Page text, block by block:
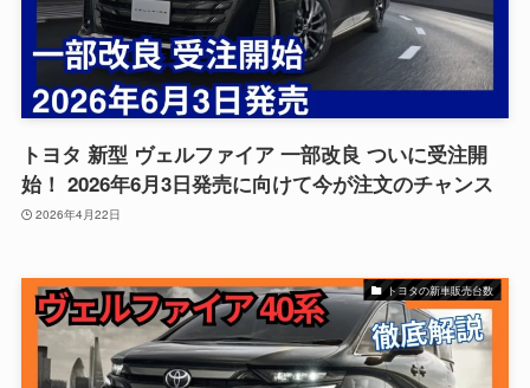
トヨタ 新型 ヴェルファイア 一部改良 ついに受注開
始！ 2026年6月3日発売に向けて今が注文のチャンス
2026年4月22日
トヨタの新車販売台数